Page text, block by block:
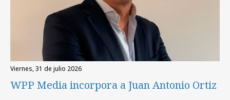
viernes, 31 de julio 2026
WPP Media incorpora a Juan Antonio Ortiz